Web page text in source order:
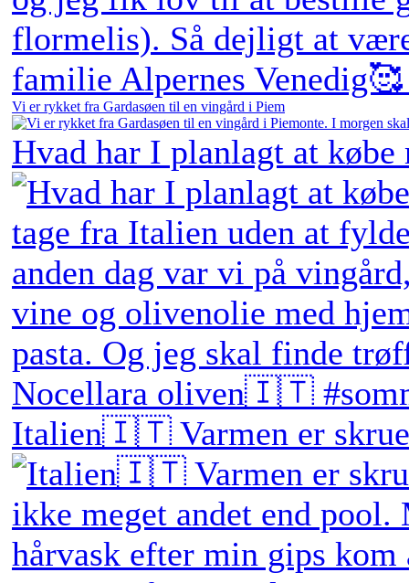
Vi er rykket fra Gardasøen til en vingård i Piem
Hvad har I planlagt at
Italien🇮🇹 Varmen er